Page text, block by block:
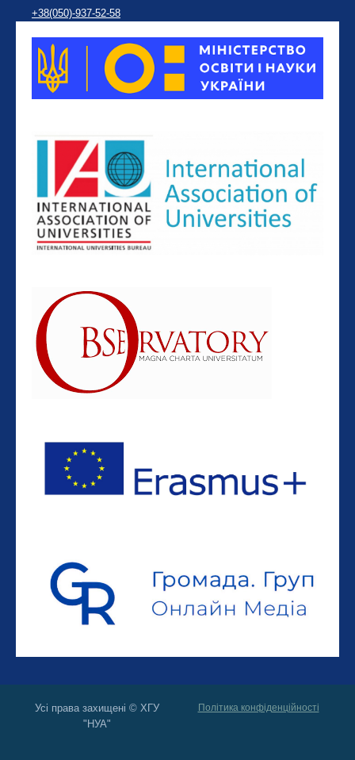
+38(050)-937-52-58
Усі права захищені © ХГУ
"НУА"
Політика конфіденційності